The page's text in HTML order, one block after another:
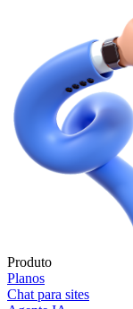
Produto
Planos
Chat para sites